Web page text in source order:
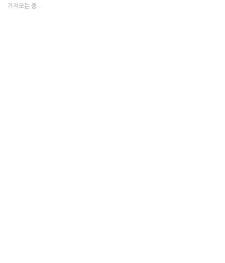
가져오는 중...